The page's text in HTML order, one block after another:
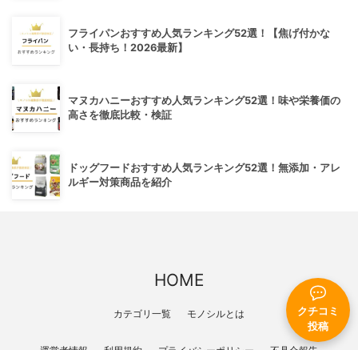
クチコミ
投稿
フライパンおすすめ人気ランキング52選！【焦げ付かな
い・長持ち！2026最新】
マヌカハニーおすすめ人気ランキング52選！味や栄養価の
高さを徹底比較・検証
ドッグフードおすすめ人気ランキング52選！無添加・アレ
ルギー対策商品を紹介
HOME
カテゴリ一覧 モノシルとは